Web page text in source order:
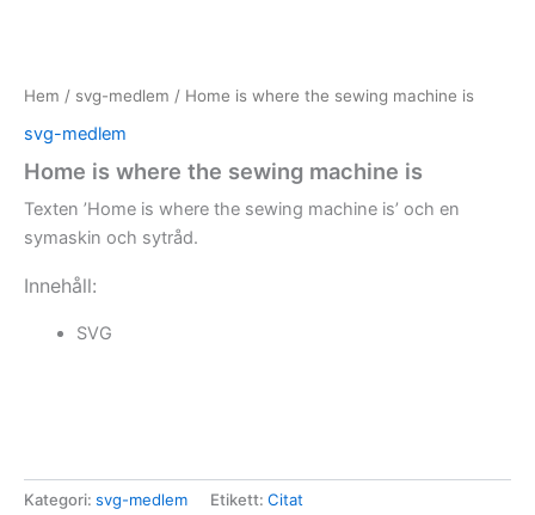
Hem / svg-medlem / Home is where the sewing machine is
svg-medlem
Home is where the sewing machine is
Texten ’Home is where the sewing machine is’ och en
symaskin och sytråd.
Innehåll:
SVG
Kategori: svg-medlem Etikett: Citat